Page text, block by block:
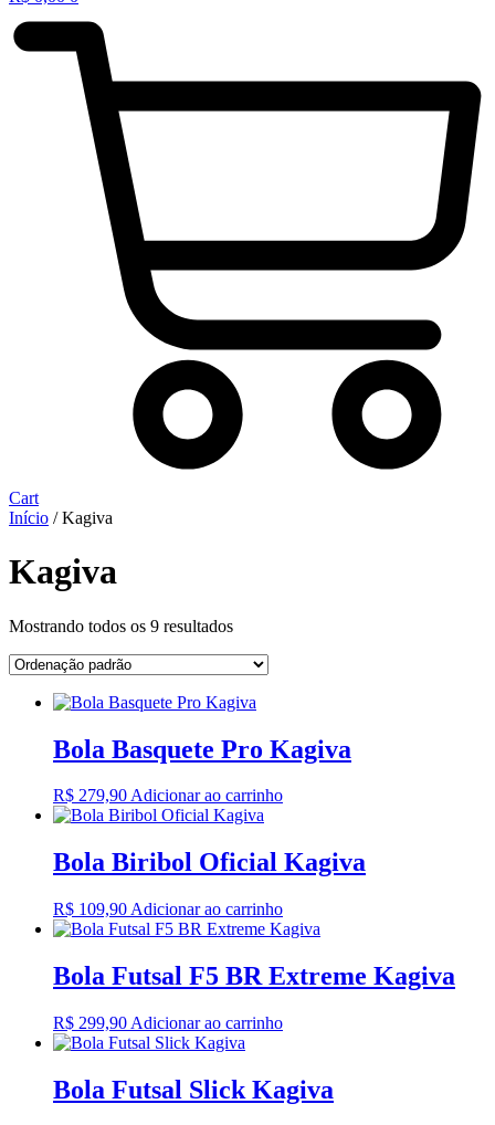
Cart
Início / Kagiva
Kagiva
Mostrando todos os 9 resultados
Bola Basquete Pro Kagiva
R$ 279,90Adicionar ao carrinho
Bola Biribol Oficial Kagiva
R$ 109,90 Adicionar ao carrinho
Bola Futsal F5 BR Extreme Kagiva
R$ 299,90 Adicionar ao carrinho
Bola Futsal Slick Kagiva